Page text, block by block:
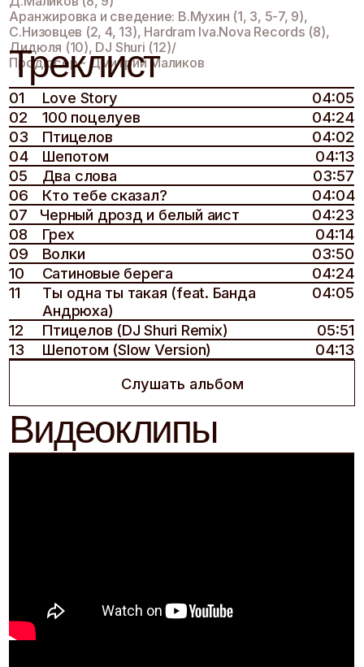
01 Love Story
04:05
02
100 поцелуев
04:24
03
Птицелов
04
Шепотом
05
Два слова
06 Кто тебе сказал? 04:04
07 Черный дрозд и белый аист 04:23
08 Грех 04:14
09 Волки 03:50
10 Сатиновые берега 04:24
11
Ты одна ты такая (feat. Банда
Андрюха)
12 Птицелов (DJ Shuri Remix)
13 Шепотом (Slow Version)
04:13
Видеоклипы